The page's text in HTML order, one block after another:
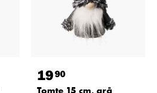
1990
Tomte 15 cm, grå